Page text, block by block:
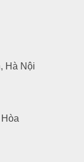
Hà Nội